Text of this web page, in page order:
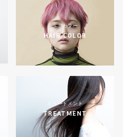
ヘアカラー
HAIR COLOR
トリートメント
TREATMENT